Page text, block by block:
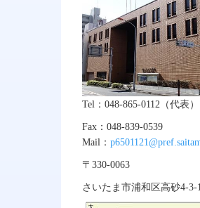
Tel：048-865-0112（代表）
Fax：048-839-0539
Mail：
〒330-0063
さいたま市浦和区高砂